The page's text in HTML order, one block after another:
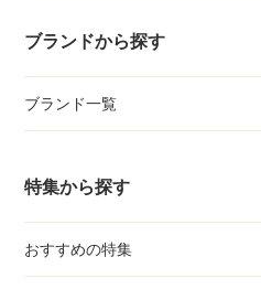
ブランドから探す
ブランド一覧
特集から探す
おすすめの特集